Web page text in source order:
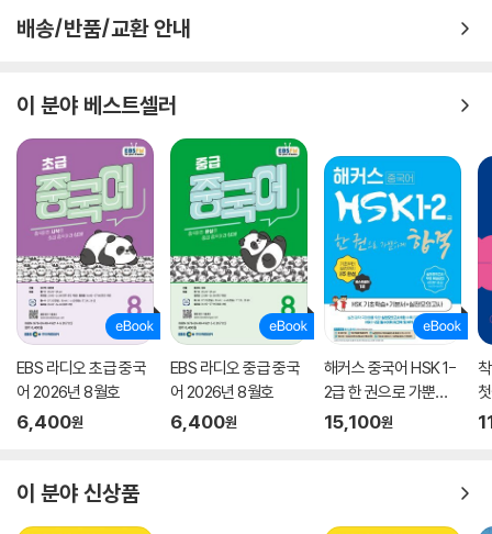
배송/반품/교환 안내
이 분야 베스트셀러
EBS 라디오 초급 중국
어 2026년 8월호
6,400원
EBS 라디오 중급 중국
어 2026년 8월호
6,400원
해커스 중국어 HSK 1-
2급 한 권으로 가뿐하
게 합격
15,100원
이 분야 신상품